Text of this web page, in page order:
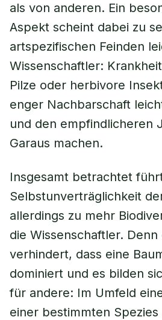
als von anderen. Ein
Aspekt scheint dabei zu
artspezifischen Feinden
Wissenschaftler:
Pilze oder herbivore
enger Nachbarschaft
und den empfindlicheren
Garaus machen.
Insgesamt betrachtet
Selbstunverträglichkeit
allerdings zu mehr
die Wissenschaftler.
verhindert, dass eine
dominiert und es bilden
für andere: Im Umfeld
einer bestimmten